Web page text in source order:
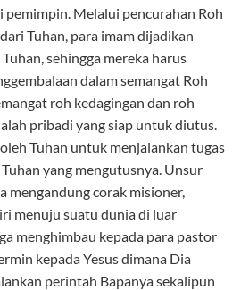
pemimpin. Melalui pencurahan Roh
Tuhan, para imam dijadikan
sehingga mereka harus
dalam semangat Roh
roh kedagingan dan roh
pribadi yang siap untuk diutus.
Tuhan untuk menjalankan tugas
yang mengutusnya. Unsur
mengandung corak misioner,
menuju suatu dunia di luar
menghimbau kepada para pastor
kepada Yesus dimana Dia
perintah Bapanya sekalipun